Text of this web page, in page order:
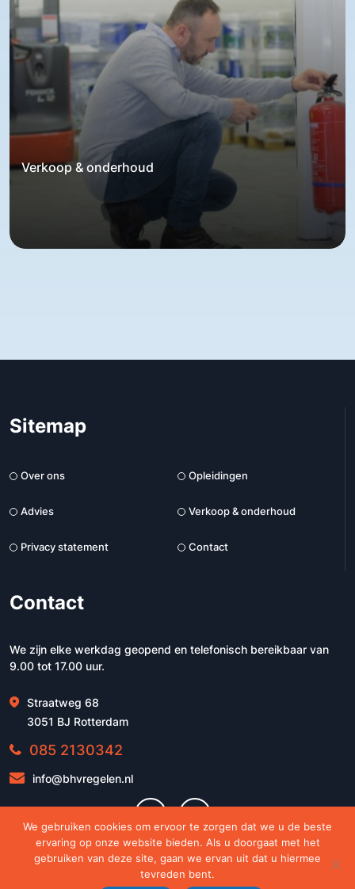
Verkoop & onderhoud
Sitemap
Over ons Opleidingen
Advies Verkoop & onderhoud
Privacy statement Contact
Contact
We zijn elke werkdag geopend en telefonisch bereikbaar van
9.00 tot 17.00 uur.
Straatweg 68
3051 BJ Rotterdam
085 2130342
info@bhvregelen.nl
© 2026 - BHVregelen.nl
We gebruiken cookies om ervoor te zorgen dat we u de beste
ervaring op onze website bieden. Als u doorgaat met het
gebruiken van deze site, gaan we ervan uit dat u hiermee
tevreden bent.